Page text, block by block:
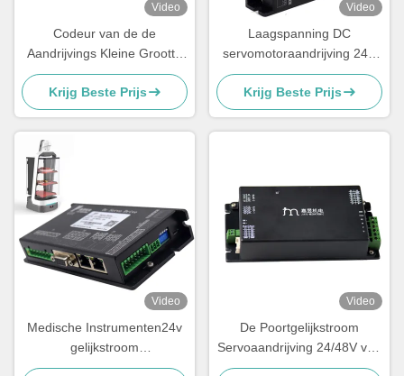
Video
Codeur van de de
Aandrijvings Kleine Grootte
van 18V 48V gelijkstroom de
Servo absoluut voor AGV
Robotpakhuis
Krijg Beste Prijs
Video
Laagspanning DC
servomotoraandrijving 24V
12A Absoluut encoder voor
industriële robot
Krijg Beste Prijs
Video
Medische Instrumenten24v
gelijkstroom
Servoaandrijving met
Video
De Poortgelijkstroom
Servoaandrijving 24/48V van
de schommelingsbarrière